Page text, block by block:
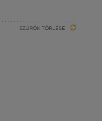
SZŰRŐK TÖRLÉSE